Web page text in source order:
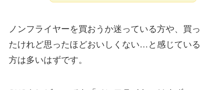
ノンフライヤーを買おうか迷っている方や、買っ
たけれど思ったほどおいしくない…と感じている
方は多いはずです。